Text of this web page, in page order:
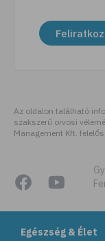
Egészség & Élet
#
# citromfű
# testmozgás
# légúti
#
# ásványi
Az oldalon található
szakszerű orvosi
Management Kft.